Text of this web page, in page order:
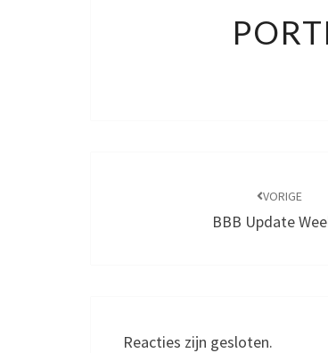
VORIGE
BBB Update
Reacties zijn gesloten.